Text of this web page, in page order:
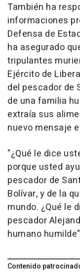
También ha
informaciones
Defensa de
ha asegurado
tripulantes
Ejército de
del pescador de
de una familia
extraía sus
nuevo mensaje
"¿Qué le dice
porque usted
pescador de
Bolívar, y de la
mundo. ¿Qué le
pescador
humano
Contenido